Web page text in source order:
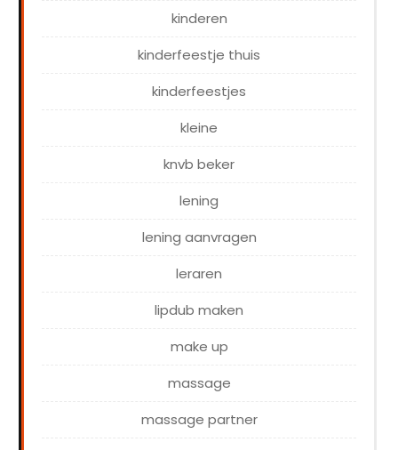
kinderen
kinderfeestje thuis
kinderfeestjes
kleine
knvb beker
lening
lening aanvragen
leraren
lipdub maken
make up
massage
massage partner